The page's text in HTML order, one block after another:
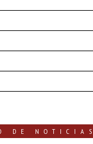
DE NOTICIAS